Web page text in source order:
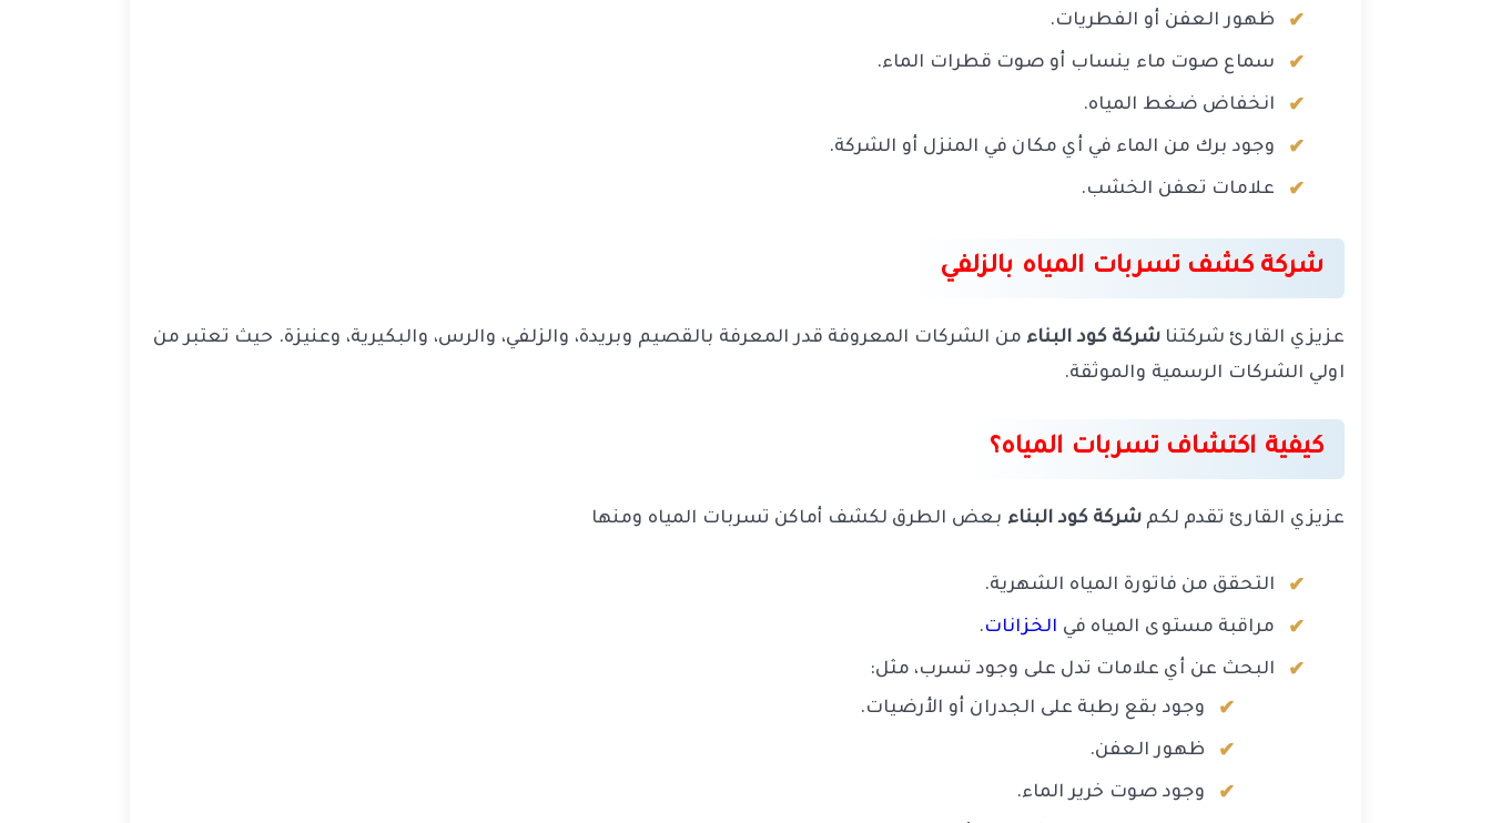
ظهور العفن أو الفطريات.
سماع صوت ماء ينساب أو صوت قطرات الماء.
انخفاض ضغط المياه.
وجود برك من الماء في أي مكان في المنزل أو الشركة.
علامات تعفن الخشب.
شركة كشف تسربات المياه بالزلفي
عزيزي القارئ شركتنا شركة كود البناء من الشركات المعروفة قدر المعرفة بالقصيم وبريدة، والزلفي، والرس، والبكيرية، وعنيزة. حيث تعتبر من
اولي الشركات الرسمية والموثقة.
كيفية اكتشاف تسربات المياه؟
عزيزي القارئ تقدم لكم شركة كود البناء بعض الطرق لكشف أماكن تسربات المياه ومنها
التحقق من فاتورة المياه الشهرية.
مراقبة مستوى المياه في الخزانات.
البحث عن أي علامات تدل على وجود تسرب، مثل:
وجود بقع رطبة على الجدران أو الأرضيات.
ظهور العفن.
وجود صوت خرير الماء.